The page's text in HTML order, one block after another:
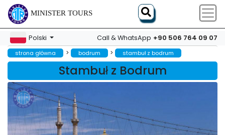
MINISTER TOURS
Polski Call & WhatsApp +90 506 764 09 07
strona główna > bodrum > stambuł z bodrum
Stambuł z Bodrum